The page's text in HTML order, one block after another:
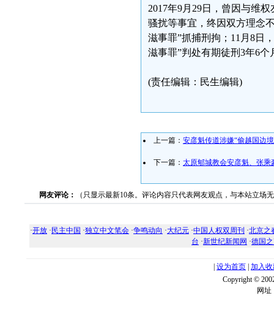
2017年9月29日，曾因与维
骚扰等事宜，终因双方理念
滋事罪”抓捕刑拘；11月8日
滋事罪”判处有期徒刑3年6
(责任编辑：民生编辑)
上一篇： 安彦魁传道涉嫌“偷越国边
下一篇： 太原郇城教会安彦魁、张乘
网友评论： （只显示最新10条。评论内容只代表网友观点，与本站立场
·开放 · 民主中国 ·独立中文笔会 ·争鸣动向 ·大纪元 ·中国人权双周刊 ·北京之
台 ·新世纪新闻网 ·德国
设为首页 加入
Copyright ©
网址